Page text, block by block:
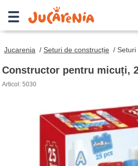
Jucarenia / Seturi de construcție /
Constructor pentru micuți,
Articol: 5030